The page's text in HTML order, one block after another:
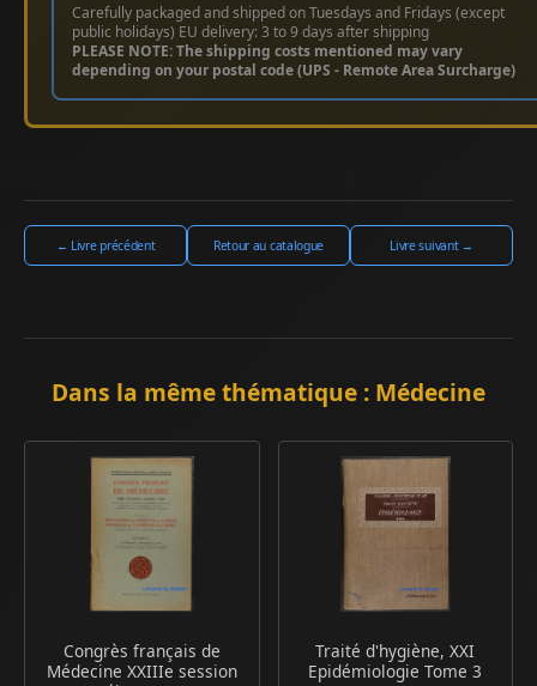
Carefully packaged and shipped on Tuesdays and Fridays (except
public holidays) EU delivery: 3 to 9 days after shipping
PLEASE NOTE: The shipping costs mentioned may vary
depending on your postal code (UPS - Remote Area Surcharge)
← Livre précédent Retour au catalogue Livre suivant →
Dans la même thématique : Médecine
Congrès français de
Médecine XXIIIe session
Traité d'hygiène, XXI
Epidémiologie Tome 3